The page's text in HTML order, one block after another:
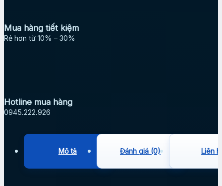
Mua hàng tiết kiệm
Rẻ hơn từ 10% – 30%
Hotline mua hàng
0945.222.926
Mô tả Đánh giá (0) Liên